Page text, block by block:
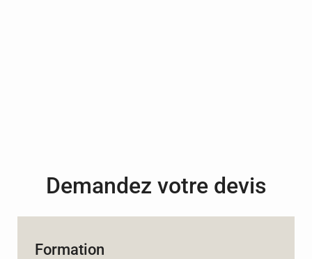
Demandez votre devis
Formation